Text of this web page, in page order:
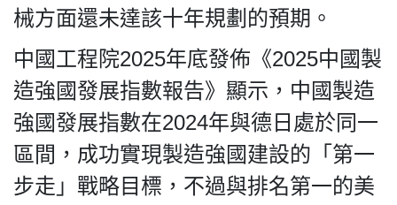
械方面還未達該十年規劃的預期。
中國工程院2025年底發佈《2025中國製
造強國發展指數報告》顯示，中國製造
強國發展指數在2024年與德日處於同一
區間，成功實現製造強國建設的「第一
步走」戰略目標，不過與排名第一的美